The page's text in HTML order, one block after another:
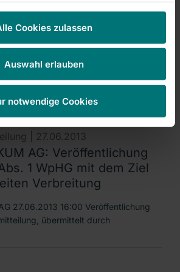
Cookies zulassen
Auswahl erlauben
notwendige Cookies
RHÖN-KLINIKUM
USA, Morgan Stanley International
| 27.06.2013
AG: Veröffentlichung
1 WpHG mit dem Ziel
Verbreitung
27.06.2013 16:00 Veröffentlichung
übermittelt durch